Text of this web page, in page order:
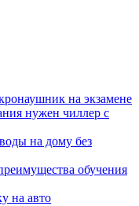
на экзамене
нужен чиллер с
на дому без
обучения
на авто